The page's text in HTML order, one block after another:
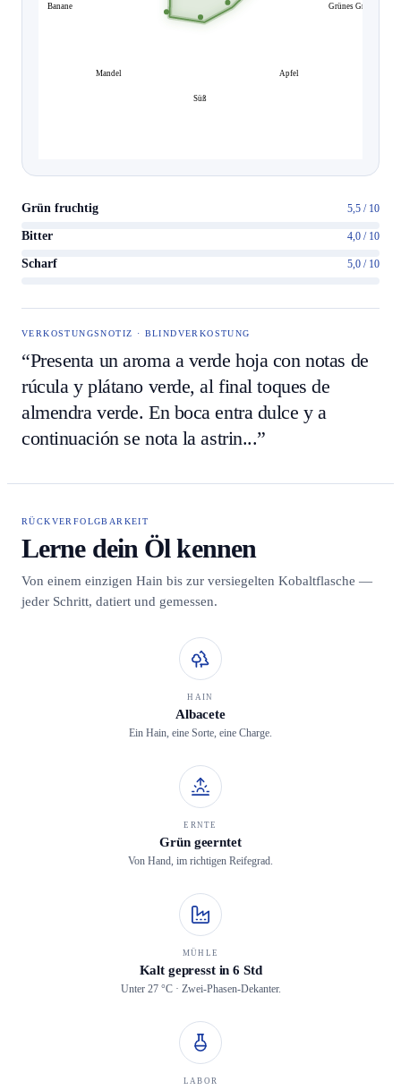
Grünes Gras
Apfel
Süß
Mandel
Banane
Grün fruchtig 5,5 / 10
Bitter 4,0 / 10
Scharf 5,0 / 10
VERKOSTUNGSNOTIZ · BLINDVERKOSTUNG
“Presenta un aroma a verde hoja con notas de
rúcula y plátano verde, al final toques de
almendra verde. En boca entra dulce y a
continuación se nota la astrin...”
RÜCKVERFOLGBARKEIT
Lerne dein Öl kennen
Von einem einzigen Hain bis zur versiegelten Kobaltflasche —
jeder Schritt, datiert und gemessen.
HAIN
Albacete
Ein Hain, eine Sorte, eine Charge.
ERNTE
Grün geerntet
Von Hand, im richtigen Reifegrad.
MÜHLE
Kalt gepresst in 6 Std
Unter 27 °C · Zwei-Phasen-Dekanter.
LABOR